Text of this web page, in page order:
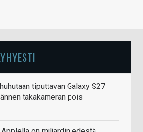
tiputtavan Galaxy S27
takakameran pois